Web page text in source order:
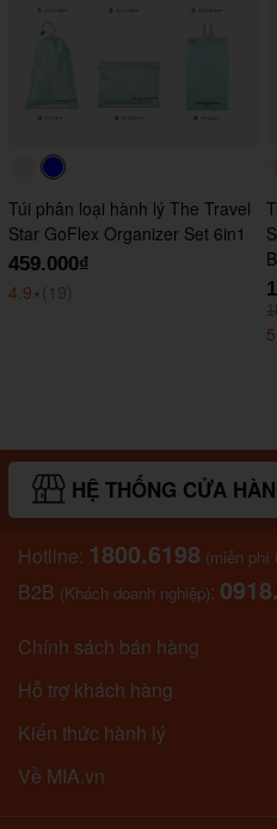
#faf0e6
Túi phân loại hành lý The Travel
Star GoFlex Organizer Set 6in1
459.000₫
4.9⭑ (19)
5
HỆ THỐNG CỬA
Hotline: 1800.6198 (miễn phí
B2B (Khách doanh nghiệp):
Chính sách bán hàng
Hỗ trợ khách hàng
Kiến thức hành lý
Về MIA.vn